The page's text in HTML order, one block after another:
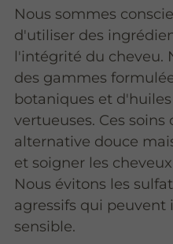
Nous sommes
d'utiliser des
l'intégrité du cheveu.
des gammes
botaniques et
vertueuses. Ces
alternative douce
et soigner les
Nous évitons les
agressifs qui
sensible.